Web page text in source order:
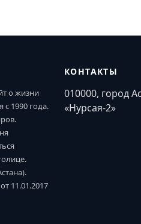
о жизни
с 1990 года.
11.01.2017
КОНТАКТЫ
010000, город
«Нурсая-2»